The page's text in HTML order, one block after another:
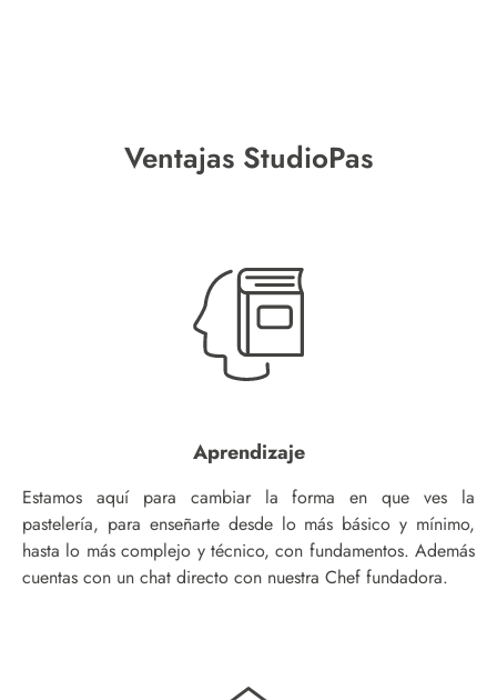
Ventajas StudioPas
Aprendizaje
Estamos aquí para cambiar la forma en que ves la
pastelería, para enseñarte desde lo más básico y mínimo,
hasta lo más complejo y técnico, con fundamentos. Además
cuentas con un chat directo con nuestra Chef fundadora.